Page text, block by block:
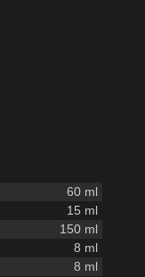
60 ml
15 ml
150 ml
8 ml
8 ml